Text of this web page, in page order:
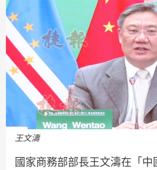
王文濤
國家商務部部長王文濤在「